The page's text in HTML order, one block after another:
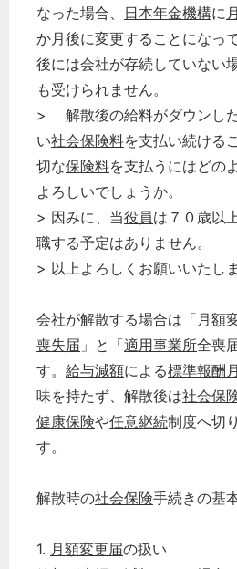
なった場合、 日本年金機構に
か月後に変更することになっ
後には会社が存続していない
も受けられません。
> 解散後の給料がダウンし
い社会保険料を支払い続ける
切な保険料を支払うにはどの
よろしいでしょうか。
> 因みに、当役員は７０歳以
職する予定はありません。
> 以上よろしくお願いいたしま
会社が解散する場合は「月額
喪失届 」と「適用事業所全喪
す。 給与減額による標準報酬
味を持たず、解散後は社会保
健康保険や任意継続制度へ切
す。
解散時の社会保険手続きの基
1. 月額変更届の扱い